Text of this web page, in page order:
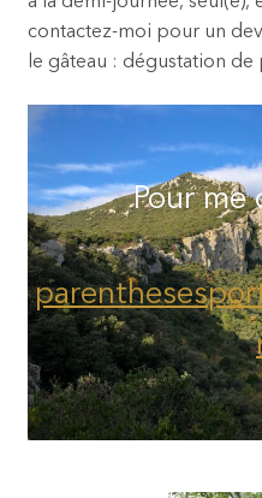
contactez-moi pour un
le gâteau : dégustation
Pour me